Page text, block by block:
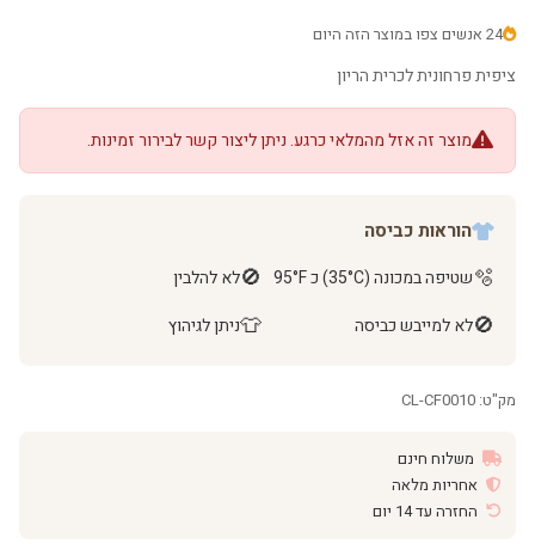
24 אנשים צפו במוצר הזה היום
ציפית פרחונית לכרית הריון
מוצר זה אזל מהמלאי כרגע. ניתן ליצור קשר לבירור זמינות.
הוראות כביסה
🫧שטיפה במכונה (35°C) כ 95°F 🚫לא להלבין
🚫לא למייבש כביסה 👕ניתן לגיהוץ
מק"ט: CL-CF0010
משלוח חינם
אחריות מלאה
החזרה עד 14 יום